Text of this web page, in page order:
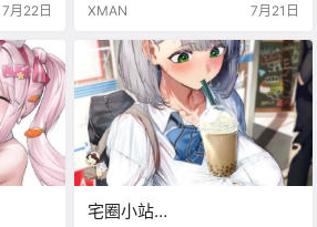
7月22日 XMAN 7月21日
宅圈小站